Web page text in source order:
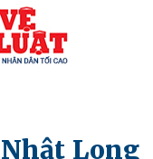
Long